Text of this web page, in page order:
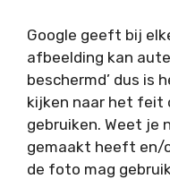
Google geeft bij
afbeelding kan
beschermd’ dus is
kijken naar het feit
gebruiken. Weet je
gemaakt heeft en/
de foto mag